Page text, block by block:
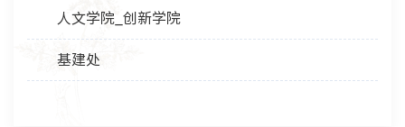
人文学院_创新学院
基建处